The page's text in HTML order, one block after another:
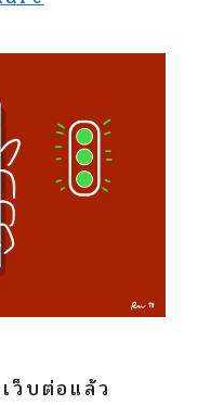
ว็บต่อแล้ว